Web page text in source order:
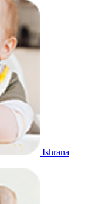
Ishrana